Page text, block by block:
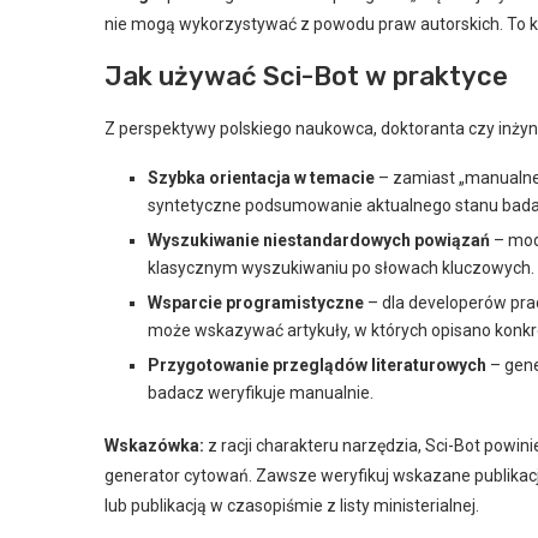
nie mogą wykorzystywać z powodu praw autorskich. To
Jak używać Sci-Bot w praktyce
Z perspektywy polskiego naukowca, doktoranta czy
Szybka orientacja w temacie – zamiast
syntetyczne podsumowanie aktualnego stanu
Wyszukiwanie niestandardowych powiązań –
klasycznym wyszukiwaniu po słowach kluczowych.
Wsparcie programistyczne – dla developerów
może wskazywać artykuły, w których opisano
Przygotowanie przeglądów literaturowych –
badacz weryfikuje manualnie.
Wskazówka: z racji charakteru narzędzia, Sci-Bot
generator cytowań. Zawsze weryfikuj wskazane
lub publikacją w czasopiśmie z listy ministerialnej.